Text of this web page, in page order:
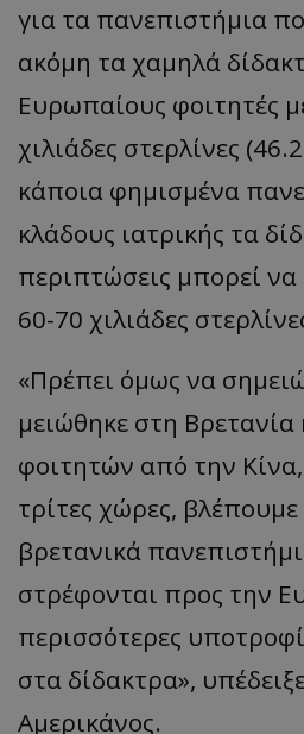
για τα πανεπιστήμια
ακόμη τα χαμηλά
Ευρωπαίους φοιτητές
χιλιάδες στερλίνες
κάποια φημισμένα
κλάδους ιατρικής τα
περιπτώσεις μπορεί να
60-70 χιλιάδες
«Πρέπει όμως να
μειώθηκε στη
φοιτητών από την Κίνα,
τρίτες χώρες,
βρετανικά
στρέφονται προς την
περισσότερες
στα δίδακτρα»,
Αμερικάνος.